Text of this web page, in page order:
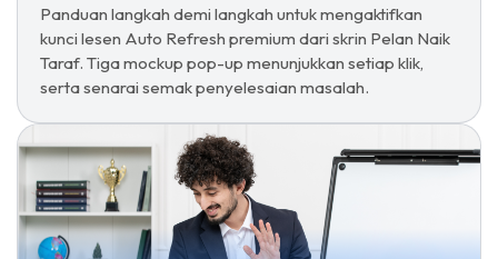
Panduan langkah demi langkah untuk mengaktifkan
kunci lesen Auto Refresh premium dari skrin Pelan Naik
Taraf. Tiga mockup pop-up menunjukkan setiap klik,
serta senarai semak penyelesaian masalah.